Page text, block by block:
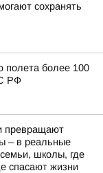
сохранять
полета более 100
РФ
превращают
– в реальные
школы, где
спасают жизни